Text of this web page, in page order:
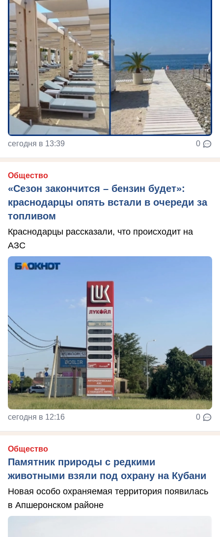
сегодня в 13:39 0
Общество
«Сезон закончится – бензин будет»:
краснодарцы опять встали в очереди за
топливом
Краснодарцы рассказали, что происходит на
АЗС
сегодня в 12:16 0
Общество
Памятник природы с редкими
животными взяли под охрану на Кубани
Новая особо охраняемая территория появилась
в Апшеронском районе